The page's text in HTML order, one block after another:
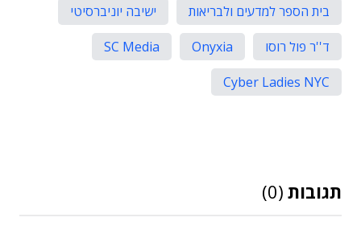
בית הספר למדעים ולבריאות
ישיבה יוניברסיטי
ד''ר פול רוסו
Onyxia
SC Media
Cyber ​​​​Ladies NYC
תגובות (0)